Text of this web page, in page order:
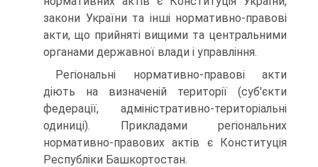
закони України та інші нормативно-правові
акти, що прийняті вищими та центральними
органами державної влади і управління.
Регіональні нормативно-правові акти
діють на визначеній території (суб'єкти
федерації, адміністративно-територіальні
одиниці). Прикладами регіональних
нормативно-правових актів є Конституція
Республіки Башкортостан.